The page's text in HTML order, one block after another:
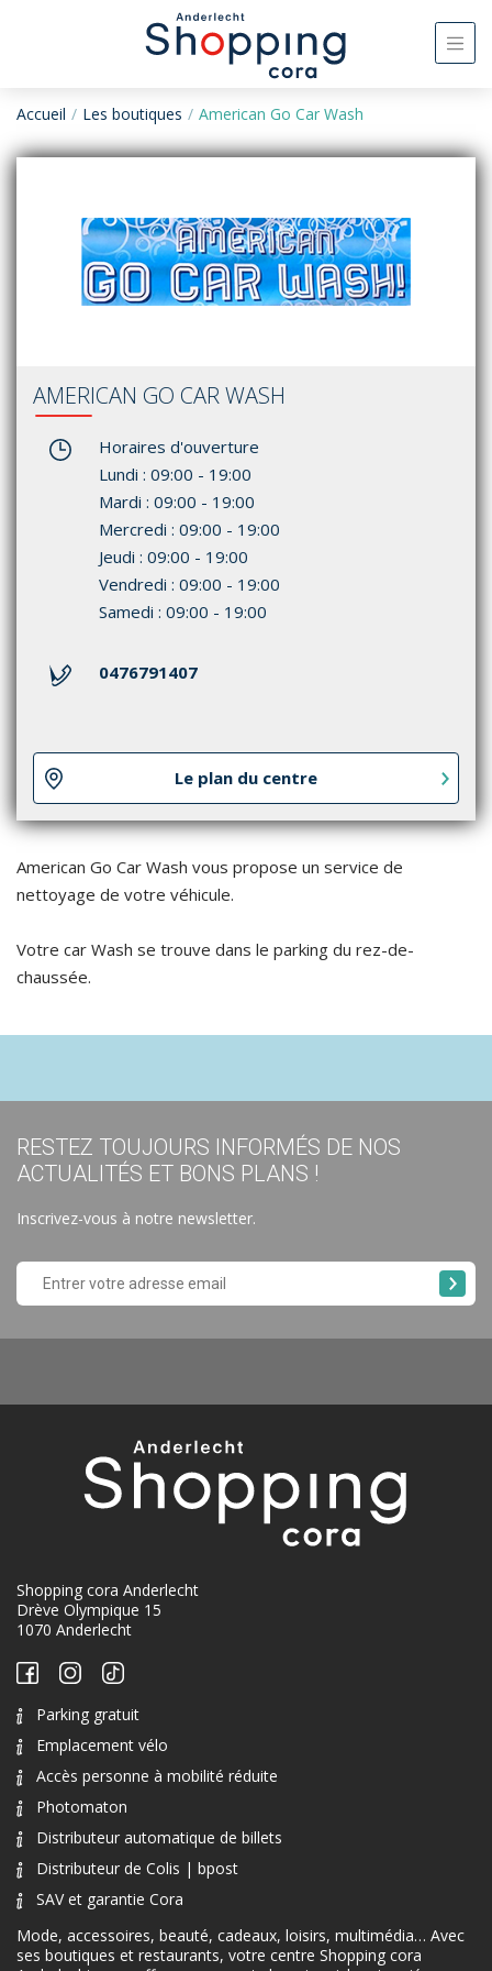
Accueil Les boutiques American Go Car Wash
American Go Car Wash vous propose un service de
nettoyage de votre véhicule.
Votre car Wash se trouve dans le parking du rez-de-
chaussée.
AMERICAN GO CAR WASH
Horaires d'ouverture
Lundi : 09:00 - 19:00
Mardi : 09:00 - 19:00
Mercredi : 09:00 - 19:00
Jeudi : 09:00 - 19:00
Vendredi : 09:00 - 19:00
Samedi : 09:00 - 19:00
0476791407
Le plan du centre
RESTEZ TOUJOURS INFORMÉS DE NOS
ACTUALITÉS ET BONS PLANS !
Inscrivez-vous à notre newsletter.
Shopping cora Anderlecht
Drève Olympique 15
1070 Anderlecht
Parking gratuit
Emplacement vélo
Accès personne à mobilité réduite
Photomaton
Distributeur automatique de billets
Distributeur de Colis | bpost
SAV et garantie Cora
Mode, accessoires, beauté, cadeaux, loisirs, multimédia… Avec
ses boutiques et restaurants, votre centre Shopping cora